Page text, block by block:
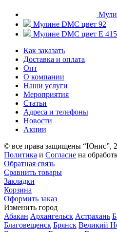
Мулине DMC цвет 92
Мулине DMC цвет E
Как заказать
Доставка и оплата
Опт
О компании
Наши услуги
Мероприятия
Статьи
Адреса и телефоны
Новости
Акции
© все права защищены “Юнис”,
Политика и Согласие на
Обратная связь
Сравнить товары
Закладки
Корзина
Оформить заказ
Изменить город
Абакан Архангельск Астрахань
Благовещенск Брянск Великий